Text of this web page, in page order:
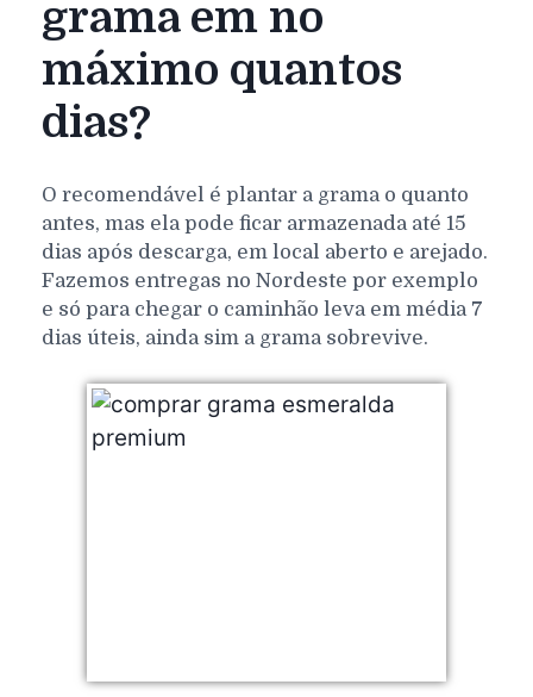
grama em no
máximo quantos
dias?
O recomendável é plantar a grama o quanto
antes, mas ela pode ficar armazenada até 15
dias após descarga, em local aberto e arejado.
Fazemos entregas no Nordeste por exemplo
e só para chegar o caminhão leva em média 7
dias úteis, ainda sim a grama sobrevive.